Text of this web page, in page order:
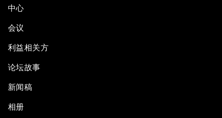
中心
会议
利益相关方
论坛故事
新闻稿
相册